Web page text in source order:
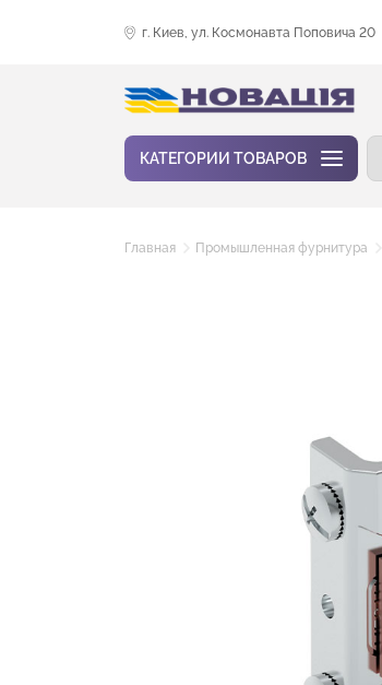
г. Киев, ул. Космонавта Поповича 20
КАТЕГОРИИ ТОВАРОВ
Главная Промышленная фурнитура